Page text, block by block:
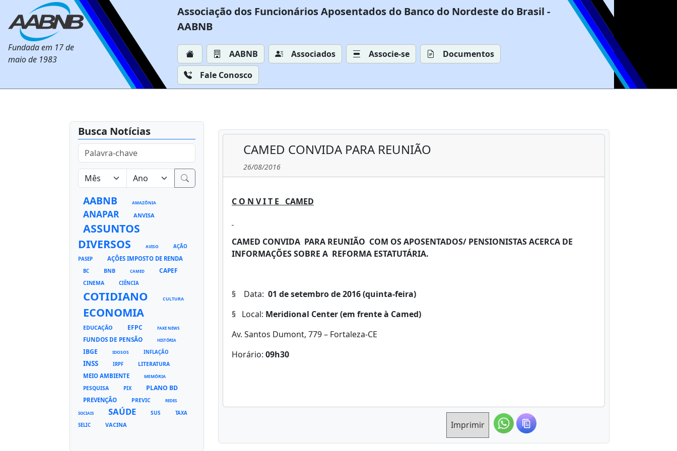
Fundada em 17 de
maio de 1983
Associação dos Funcionários Aposentados do Banco do Nordeste do Brasil -
AABNB
AABNB Associados Associe-se
Documentos
Fale Conosco
Busca Notícias
AABNB AMAZÔNIA
ANAPAR ANVISA
ASSUNTOS
DIVERSOS
AVISO
AÇÃO
PASEP
AÇÕES IMPOSTO DE RENDA
BC BNB CAMED CAPEF
CINEMA CIÊNCIA
COTIDIANO CULTURA
ECONOMIA
EDUCAÇÃO EFPC FAKE NEWS
FUNDOS DE PENSÃO HISTÓRIA
IBGE IDOSOS INFLAÇÃO
INSS IRPF LITERATURA
MEIO AMBIENTE MEMÓRIA
PESQUISA PIX PLANO BD
PREVENÇÃO PREVIC REDES
SOCIAIS SAÚDE SUS
TAXA
SELIC
VACINA
CAMED CONVIDA PARA REUNIÃO
26/08/2016
C O N V I T E CAMED
CAMED CONVIDA PARA REUNIÃO COM OS APOSENTADOS/ PENSIONISTAS ACERCA DE
INFORMAÇÕES SOBRE A REFORMA ESTATUTÁRIA.
§ Data: 01 de setembro de 2016(quinta-feira)
§ Local: Meridional Center (em frente à Camed)
Av. Santos Dumont, 779 – Fortaleza-CE
Horário: 09h30
Imprimir